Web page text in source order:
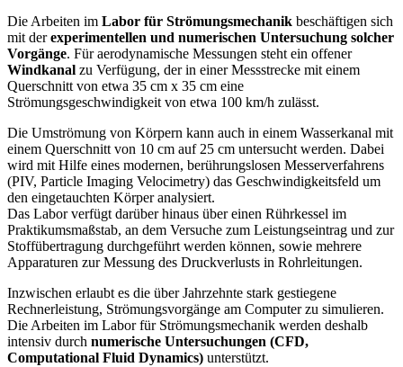
Die Arbeiten im Labor für Strömungsmechanik beschäftigen sich
mit derexperimentellen und numerischen Untersuchung solcher
Vorgänge. Für aerodynamische Messungen steht ein offener
Windkanal zu Verfügung, der in einer Messstrecke mit einem
Querschnitt von etwa 35 cm x 35 cm eine
Strömungsgeschwindigkeit von etwa 100 km/h zulässt.
Die Umströmung von Körpern kann auch in einem Wasserkanal mit
einem Querschnitt von 10 cm auf 25 cm untersucht werden. Dabei
wird mit Hilfe eines modernen, berührungslosen Messerverfahrens
(PIV, Particle Imaging Velocimetry) das Geschwindigkeitsfeld um
den eingetauchten Körper analysiert.
Das Labor verfügt darüber hinaus über einen Rührkessel im
Praktikumsmaßstab, an dem Versuche zum Leistungseintrag und zur
Stoffübertragung durchgeführt werden können, sowie mehrere
Apparaturen zur Messung des Druckverlusts in Rohrleitungen.
Inzwischen erlaubt es die über Jahrzehnte stark gestiegene
Rechnerleistung, Strömungsvorgänge am Computer zu simulieren.
Die Arbeiten im Labor für Strömungsmechanik werden deshalb
intensiv durch numerische Untersuchungen (CFD,
Computational Fluid Dynamics) unterstützt.